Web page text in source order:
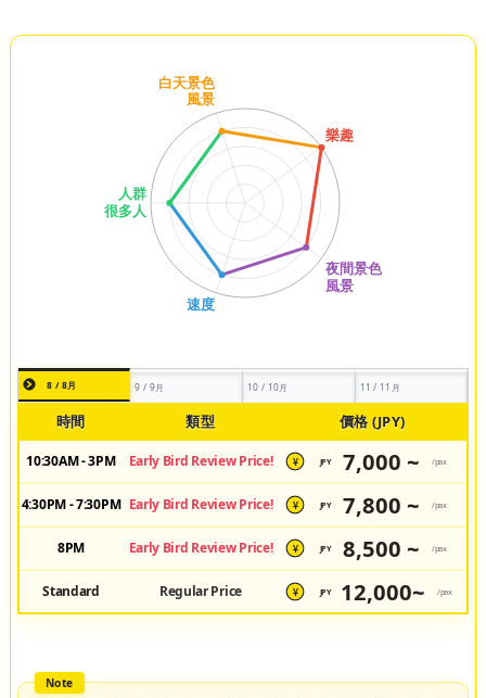
8 / 8月 9 / 9月 10 / 10月 11 / 11月
時間 類型 價格 (JPY)
10:30AM - 3PM Early Bird Review Price! ¥ JPY 7,000 ~ /pax
4:30PM - 7:30PM Early Bird Review Price! ¥ JPY 7,800 ~ /pax
8PM Early Bird Review Price! ¥ JPY 8,500 ~ /pax
Standard Regular Price ¥ JPY 12,000~ /pax